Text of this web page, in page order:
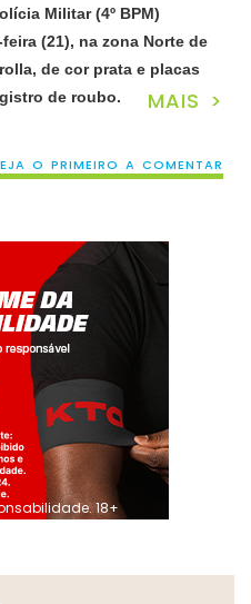
Militar (4º BPM)
(21), na zona Norte de
de cor prata e placas
de roubo.
MAIS >
O PRIMEIRO A COMENTAR
18+